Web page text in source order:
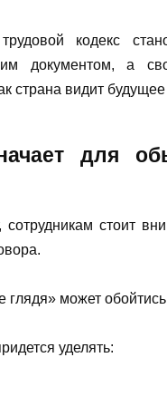
кодекс
документом, а
страна видит будущее
для
сотрудникам стоит
глядя» может
уделять: